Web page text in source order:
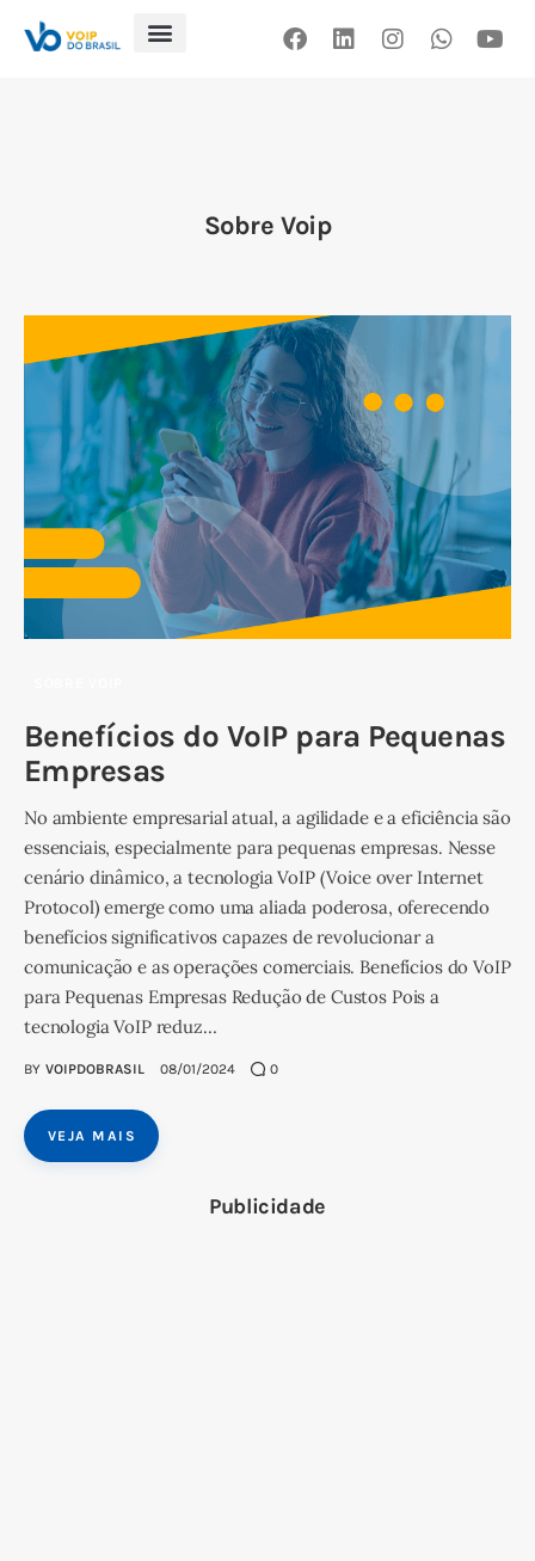
Loja
Sobre Voip
Benefícios do VoIP para Pequenas
Empresas
No ambiente empresarial atual, a agilidade e a eficiência são
essenciais, especialmente para pequenas empresas. Nesse
cenário dinâmico, a tecnologia VoIP (Voice over Internet
Protocol) emerge como uma aliada poderosa, oferecendo
benefícios significativos capazes de revolucionar a
comunicação e as operações comerciais. Benefícios do VoIP
para Pequenas Empresas Redução de Custos Pois a
tecnologia VoIP reduz…
BY VOIPDOBRASIL 08/01/2024 0
VEJA MAIS
Publicidade